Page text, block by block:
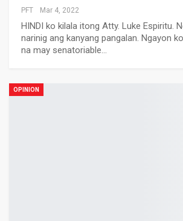
PFT Mar 4, 2022
HINDI ko kilala itong Atty. Luke Espiritu.
narinig ang kanyang pangalan. Ngayon
na may senatoriable…
OPINION